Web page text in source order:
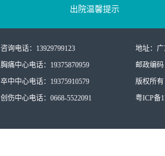
出院温馨提示
咨询电话：13929799123
胸痛中心电话：19375870959
卒中中心电话：19375910579
创伤中心电话：0668-5522091
地址：
邮政编码
版权所
粤ICP备